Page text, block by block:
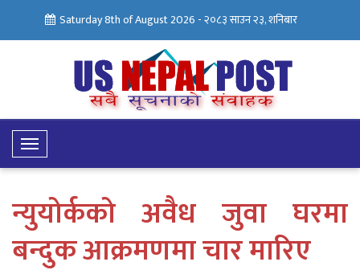
Saturday 8th of August 2026 -२०८३ साउन २३, शनिबार
Toggle
Navigation
न्युयोर्कको अवैध जुवा घरमा
बन्दुक आक्रमणमा चार मारिए